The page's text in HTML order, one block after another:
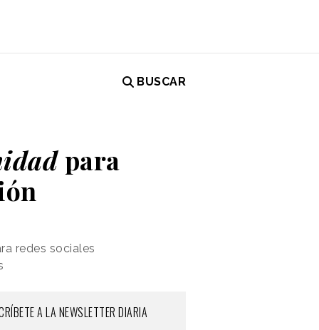
BUSCAR
para
redes sociales
A LA NEWSLETTER DIARIA